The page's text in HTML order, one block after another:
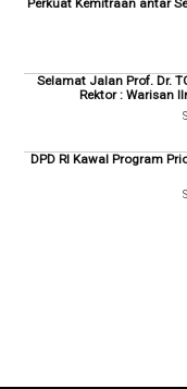
Perkuat Kemitraan antar
Selamat Jalan Prof. Dr.
Rektor : Warisan
DPD RI Kawal Program